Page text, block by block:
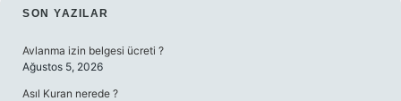
SIDEBAR
SON YAZILAR
Avlanma izin belgesi ücreti ?
Ağustos 5, 2026
Asıl Kuran nerede ?